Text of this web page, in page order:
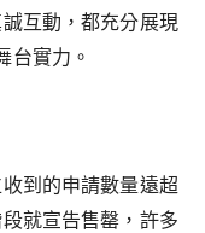
互動，都充分展現
台實力。
到的申請數量遠超
就宣告售罄，許多